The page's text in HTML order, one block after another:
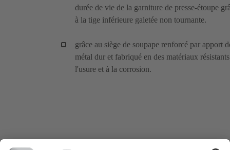
durée de vie de la garniture de presse-étoupe
à la tige inférieure galetée non tournante.
grâce au siège de soupape renforcé par apport
métal dur et fabriqué en des matériaux
l'usure et à la corrosion.